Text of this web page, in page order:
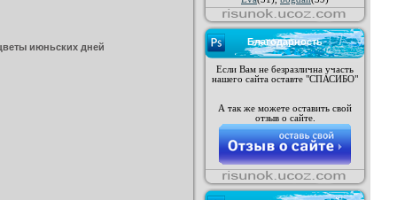
июньских дней Благодарность
Если Вам не безразлична участь
нашего сайта оставте "СПАСИБО"
А так же можете оставить свой
отзыв о сайте.